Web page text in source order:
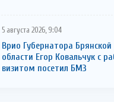
5 августа 2026, 9:04
Врио Губернатора Брянской
области Егор Ковальчук с
визитом посетил БМЗ